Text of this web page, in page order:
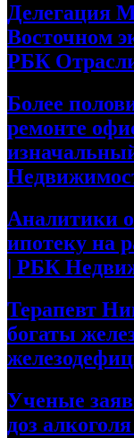
Делегация
Восточном
РБК
Более
ремонте
Аналитики
ипотеку на
| РБК
Терапевт
богаты
Ученые
доз